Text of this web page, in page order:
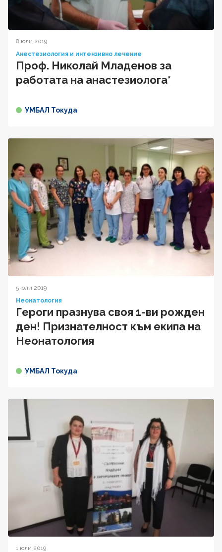
8 юли 2019
Анестезиология и интензивно лечение
Проф. Николай Младенов за
работата на анастезиолога*
УМБАЛ Токуда
5 юли 2019
Неонатология
Героги празнува своя 1-ви рожден
ден! Признателност към екипа на
Неонатология
УМБАЛ Токуда
1 юли 2019